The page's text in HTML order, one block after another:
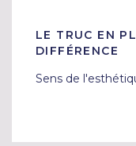
LE TRUC EN
DIFFÉRENCE
Sens de